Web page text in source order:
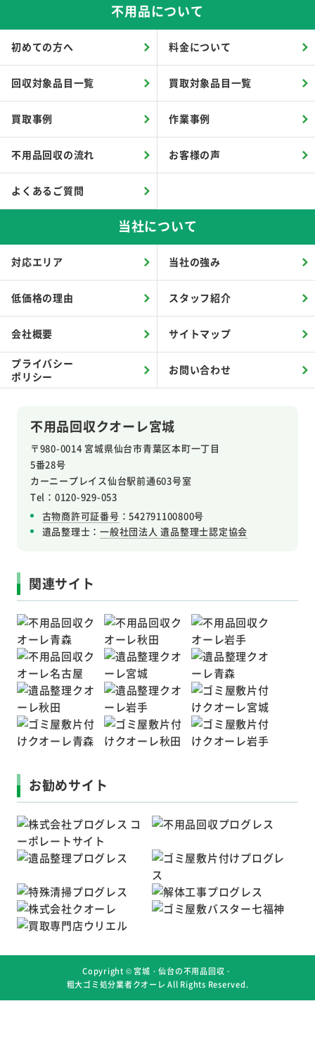
不用品回収クオーレ宮城
〒980-0014 宮城県仙台市青葉区本町一丁目
5番28号
カーニープレイス仙台駅前通603号室
Tel：0120-929-053
古物商許可証番号 ：542791100800号
遺品整理士： 一般社団法人 遺品整理士認定協会
不用品について
初めての方へ 料金について
回収対象品目一覧 買取対象品目一覧
買取事例 作業事例
不用品回収の流れ お客様の声
よくあるご質問
当社について
対応エリア 当社の強み
低価格の理由 スタッフ紹介
会社概要 サイトマップ
プライバシー
ポリシー
お問い合わせ
関連サイト
お勧めサイト
Copyright ©宮城・仙台の不用品回収・
粗大ゴミ処分業者クオーレ All Rights Reserved.